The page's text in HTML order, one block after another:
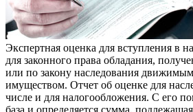
Экспертная оценка для вступления в
для законного права обладания,
или по закону наследования
имуществом. Отчет об оценке для
числе и для налогообложения. С его